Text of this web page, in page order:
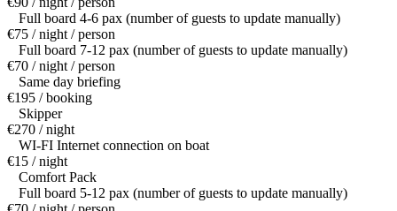
Full board 4-6 pax (number of guests to update manually)
€75 / night / person
Full board 7-12 pax (number of guests to update manually)
€70 / night / person
Same day briefing
€195 / booking
Skipper
€270 / night
WI-FI Internet connection on boat
€15 / night
Comfort Pack
Full board 5-12 pax (number of guests to update manually)